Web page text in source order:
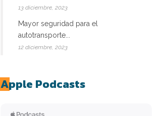
13 diciembre, 2023
Mayor seguridad para el
autotransporte...
12 diciembre, 2023
Apple Podcasts